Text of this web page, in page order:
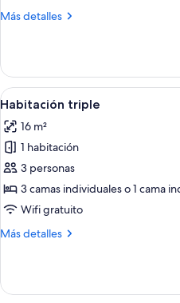
lago
Más detalles
Más
doble,
vista
al
Ver
todas
las
fotos
de
Habitación
triple
4
Habitación triple
16 m²
1 habitación
3 personas
3 camas individuales o 1 cama
Wifi gratuito
Más detalles
Más
triple